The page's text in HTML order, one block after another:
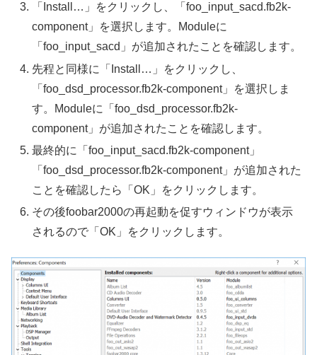
「Install…」をクリックし、「foo_input_sacd.fb2k-
component」を選択します。Moduleに
「foo_input_sacd」が追加されたことを確認します。
先程と同様に「Install…」をクリックし、
「foo_dsd_processor.fb2k-component」を選択しま
す。Moduleに「foo_dsd_processor.fb2k-
component」が追加されたことを確認します。
最終的に「foo_input_sacd.fb2k-component」
「foo_dsd_processor.fb2k-component」が追加された
ことを確認したら「OK」をクリックします。
その後foobar2000の再起動を促すウィンドウが表示
されるので「OK」をクリックします。